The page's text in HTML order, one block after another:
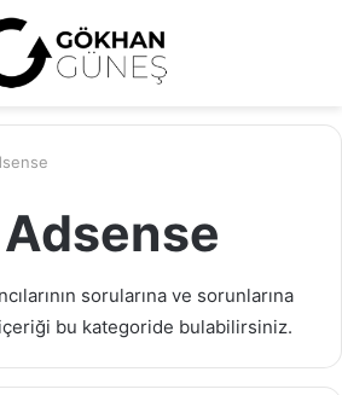
...
sorularına ve sorunlarına
bu kategoride bulabilirsiniz.